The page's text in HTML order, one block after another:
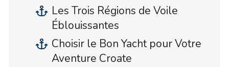
Les Trois Régions de Voile
Éblouissantes
Choisir le Bon Yacht pour Votre
Aventure Croate